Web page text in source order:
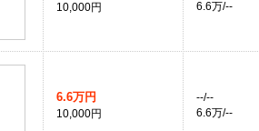
10,000円
6.6万/--
6.6万円
10,000円
--/--
6.6万/--